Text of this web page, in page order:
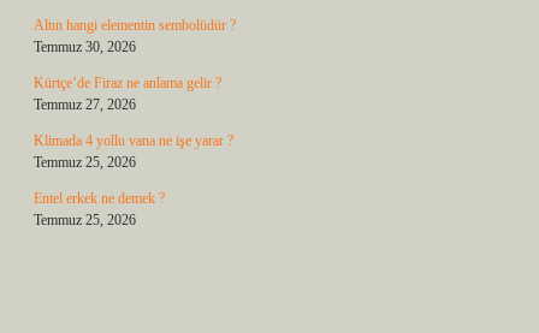
Altın hangi elementin sembolüdür ?
Temmuz 30, 2026
Kürtçe’de Firaz ne anlama gelir ?
Temmuz 27, 2026
Klimada 4 yollu vana ne işe yarar ?
Temmuz 25, 2026
Entel erkek ne demek ?
Temmuz 25, 2026